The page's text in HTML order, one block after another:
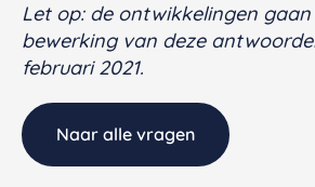
Let op: de ontwikkelingen
bewerking van deze
februari 2021.
Naar alle vragen